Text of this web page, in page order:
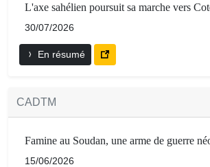
L'axe sahélien poursuit sa marche vers
30/07/2026
En résumé
CADTM
Famine au Soudan, une arme de guerre
15/06/2026